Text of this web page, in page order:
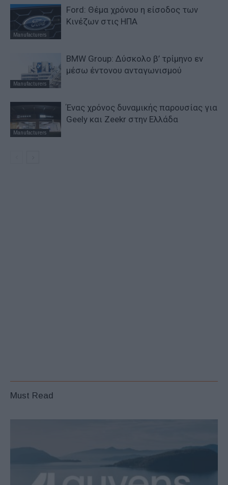
Manufacturers
Ford: Θέμα χρόνου η είσοδος των
Κινέζων στις ΗΠΑ
Manufacturers
BMW Group: Δύσκολο β’ τρίμηνο εν
μέσω έντονου ανταγωνισμού
Manufacturers
Ένας χρόνος δυναμικής παρουσίας για
Geely και Zeekr στην Ελλάδα
Must Read